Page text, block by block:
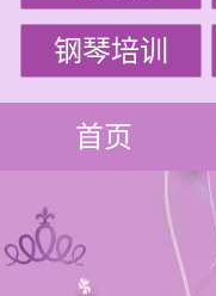
钢琴培训
首页